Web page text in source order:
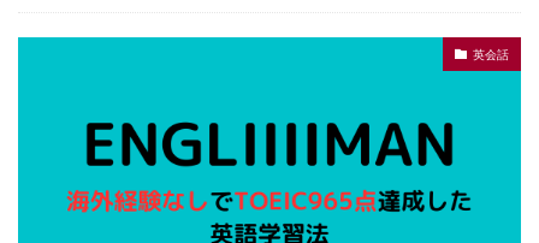
英会話